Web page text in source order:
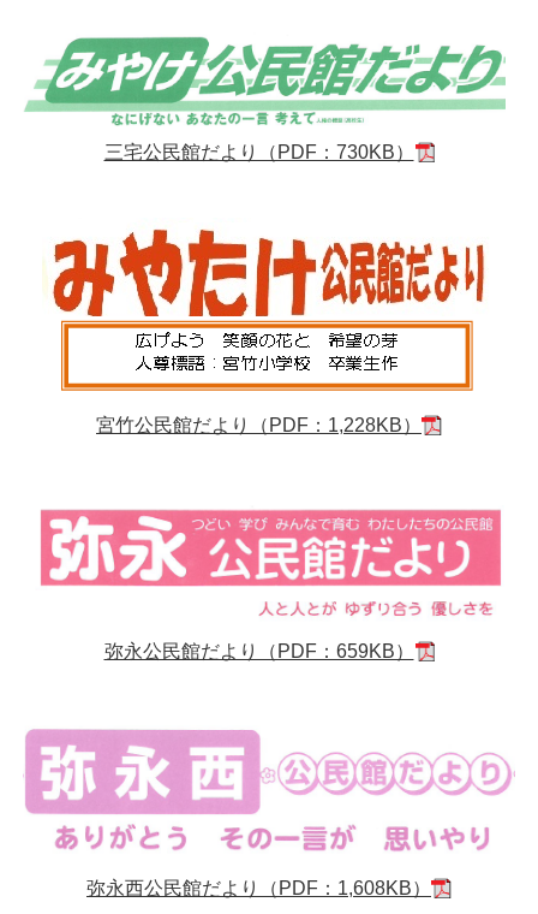
三宅公民館だより（PDF：730KB）
宮竹公民館だより（PDF：1,228KB）
弥永公民館だより（PDF：659KB）
弥永西公民館だより（PDF：1,608KB）